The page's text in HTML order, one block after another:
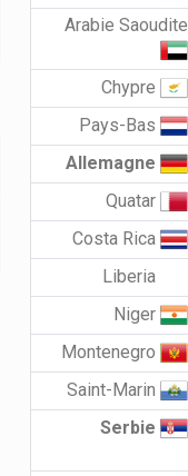
Arabie Saoudite
Chypre
Pays-Bas
Allemagne
Quatar
Costa Rica
Liberia
Niger
Montenegro
Saint-Marin
Serbie